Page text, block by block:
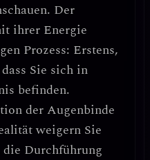
Der
ihrer Energie
Prozess: Erstens,
Sie sich in
befinden.
der Augenbinde
weigern Sie
Durchführung